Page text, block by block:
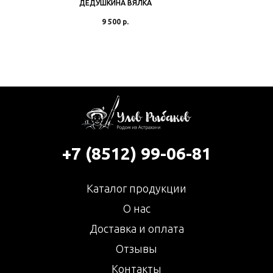
ДЕДУШКИНА ВЯЛКА
9 500 р.
+7 (8512) 99-06-81
Отзывы
О нас
Доставка и оплата
Каталог продукции
Контакты